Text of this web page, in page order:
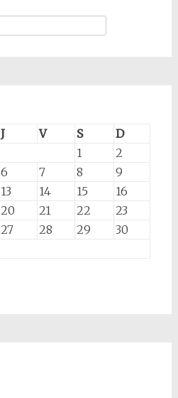
J V S
D
1
2
6 7 8
9
13 14 15
16
20 21 22
23
27 28 29
30